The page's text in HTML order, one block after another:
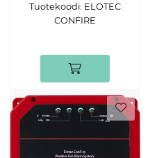
Tuotekoodi: ELOTEC
CONFIRE